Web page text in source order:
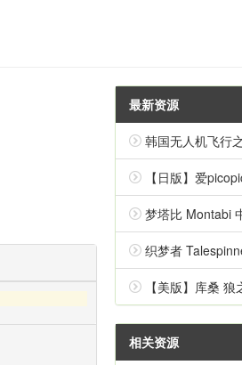
最新资源
韩国无人机飞行之旅 Okgyecheon
【日版】爱picopico波比
梦塔比 Montabi
织梦者
【美版】库桑 狼之城
相关资源